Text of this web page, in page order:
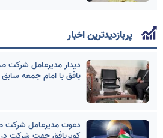
پربازدیدترین اخبار
دیدار مدیرعامل شرکت
بافق با امام جمعه
دعوت مدیرعامل شرکت